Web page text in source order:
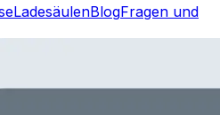
LadesäulenBlogFragen und